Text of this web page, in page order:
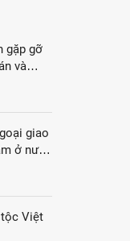
gặp gỡ
và
giao
ở nước
Việt